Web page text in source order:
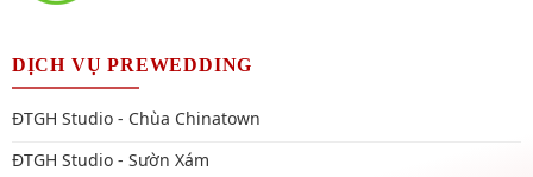
DỊCH VỤ PREWEDDING
ĐTGH Studio - Chùa Chinatown
ĐTGH Studio - Sườn Xám